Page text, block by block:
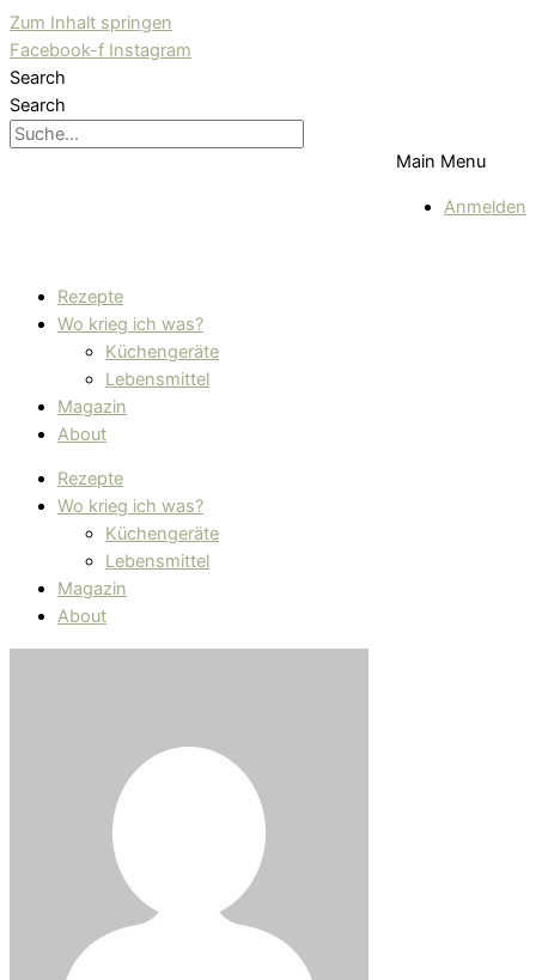
Zum Inhalt springen
Facebook-f Instagram
Search
Search
Main Menu
Anmelden
Rezepte
Wo krieg ich was?
Küchengeräte
Lebensmittel
Magazin
About
Rezepte
Wo krieg ich was?
Küchengeräte
Lebensmittel
Magazin
About